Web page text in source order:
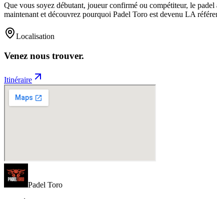
Que vous soyez débutant, joueur confirmé ou compétiteur, le
maintenant et découvrez pourquoi Padel Toro est devenu LA
Localisation
Venez nous trouver.
Itinéraire
Padel Toro